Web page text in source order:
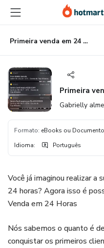
para
conteúdo
principal
para
pagamento
para
rodapé
Primeira venda em 24 horas
Primeira
Gabrielly
Formato: eBooks ou
Idioma: Português
Você já imaginou realizar a
24 horas? Agora isso é
Venda em 24 Horas
Nós sabemos o quanto é
conquistar os primeiros